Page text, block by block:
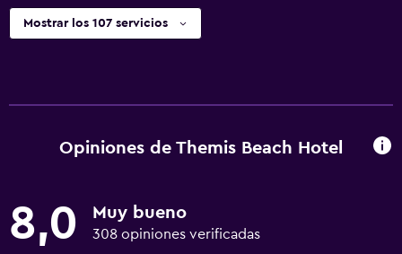
Mostrar los 107 servicios
Opiniones de Themis Beach Hotel
8,0 Muy bueno
308 opiniones verificadas